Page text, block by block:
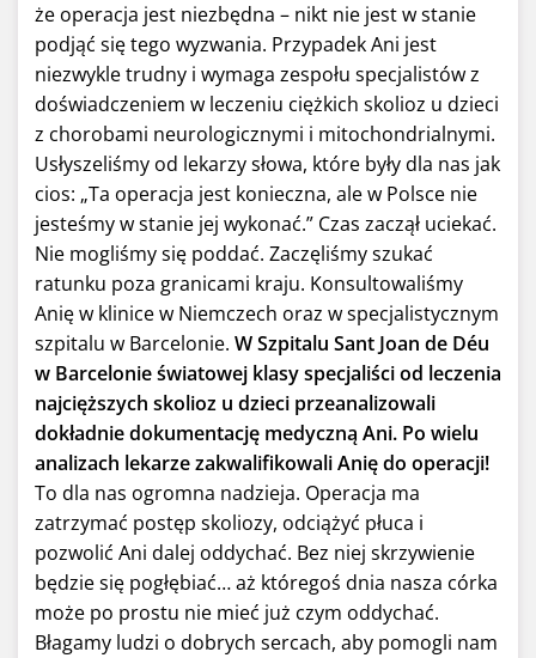
że operacja jest niezbędna – nikt nie jest w stanie
podjąć się tego wyzwania. Przypadek Ani jest
niezwykle trudny i wymaga zespołu specjalistów z
doświadczeniem w leczeniu ciężkich skolioz u dzieci
z chorobami neurologicznymi i mitochondrialnymi.
Usłyszeliśmy od lekarzy słowa, które były dla nas jak
cios: „Ta operacja jest konieczna, ale w Polsce nie
jesteśmy w stanie jej wykonać.” Czas zaczął uciekać.
Nie mogliśmy się poddać. Zaczęliśmy szukać
ratunku poza granicami kraju. Konsultowaliśmy
Anię w klinice w Niemczech oraz w specjalistycznym
szpitalu w Barcelonie. W Szpitalu Sant Joan de Déu
w Barcelonie światowej klasy specjaliści od leczenia
najcięższych skolioz u dzieci przeanalizowali
dokładnie dokumentację medyczną Ani. Po wielu
analizach lekarze zakwalifikowali Anię do operacji!
To dla nas ogromna nadzieja. Operacja ma
zatrzymać postęp skoliozy, odciążyć płuca i
pozwolić Ani dalej oddychać. Bez niej skrzywienie
będzie się pogłębiać… aż któregoś dnia nasza córka
może po prostu nie mieć już czym oddychać.
Błagamy ludzi o dobrych sercach, aby pomogli nam